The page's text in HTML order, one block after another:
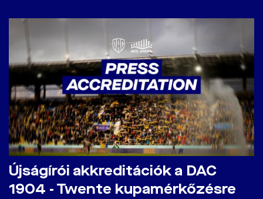
Újságírói akkreditációk a DAC
1904 - Twente kupamérkőzésre